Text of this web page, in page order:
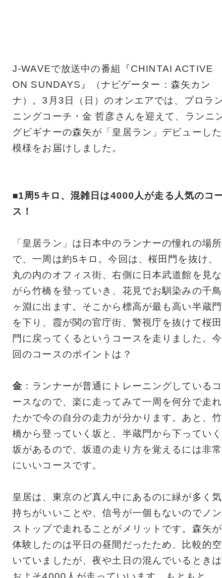
J-WAVEで放送中の番組『CHINTAI ACTIVE
ON SUNDAYS』（ナビゲーター：森矢カン
ナ）。3月3日（日）のオンエアでは、プロラ
ニングコーチ・金 哲彦さんを迎えて、ランニ
グビギナーの森矢が「皇居ラン」デビューした
模様をお届けしました。
■1周5キロ、混雑日は4000人が走る人気のコ
ス！
「皇居ラン」は日本中のランナーの憧れの場所
で、一周は約5キロ。今回は、桜田門を抜け、
丸の内のオフィス街、右側に日本武道館を見な
がら竹橋を登っていき、花見でお馴染みの千鳥
ヶ淵に出ます。そこから標高が最も高い半蔵門
を下り、霞が関の官庁街、警視庁を抜けて桜田
門に戻ってくるというコースを走りました。今
回のコースのポイントは？
金 ：ランナーが普通にトレーニングしているコ
ースなので、楽に走ってみて一周を何分で走れ
たかで今の自分の走力が分かります。あと、竹
橋から登っていく坂と、半蔵門から下っていく
坂があるので、坂道の走り方を覚えるには非常
にいいコースです。
皇居は、東京のど真ん中にあるのに緑が多く気
持ちがいいことや、信号が一個もないのでノン
ストップで走れることがメリットです。森矢が
体験したのは平日の昼間だったため、比較的空
いていましたが、夜や土日の混んでいるときは